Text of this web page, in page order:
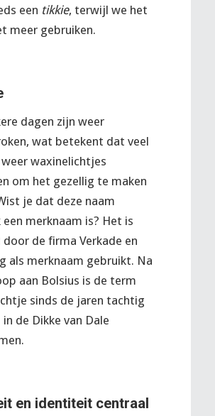
een tikkie, terwijl we het
meer gebruiken.
dagen zijn weer
wat betekent dat veel
waxinelichtjes
om het gezellig te maken
je dat deze naam
merknaam is? Het is
de firma Verkade en
als merknaam gebruikt. Na
aan Bolsius is de term
sinds de jaren tachtig
de Dikke van Dale
en identiteit centraal